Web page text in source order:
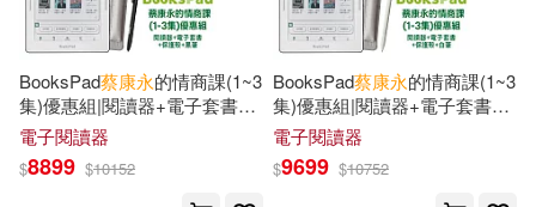
BooksPad蔡康永的情商課(1~3
集)優惠組|閱讀器+電子套書
+保護殼+黑筆
電子閱讀器
$8899 $10152
BooksPad蔡康永的情商課(1~3
集)優惠組|閱讀器+電子套書
+保護殼+白筆
電子閱讀器
$9699 $10752